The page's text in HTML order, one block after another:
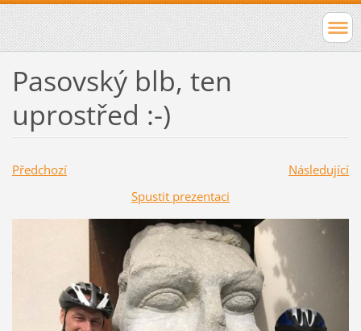
Pasovský blb, ten
uprostřed :-)
Předchozí
Následující
Spustit prezentaci